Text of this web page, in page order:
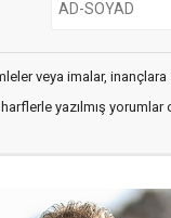
veya imalar, inançlara
yazılmış yorumlar